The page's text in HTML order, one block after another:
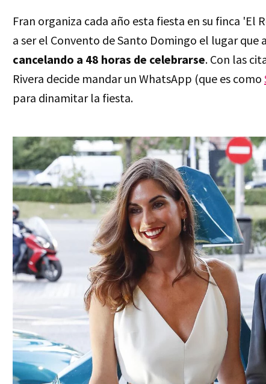
Fran organiza cada año esta fiesta en su finca 'El
a ser el Convento de Santo Domingo el lugar que
cancelando a 48 horas de celebrarse. Con las
Rivera decide mandar un WhatsApp (que es como
para dinamitar la fiesta.